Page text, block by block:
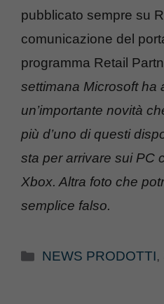
pubblicato sempre su
comunicazione del
programma Retail
settimana Microsoft ha
un’importante novità
più d’uno di questi
sta per arrivare sui PC
Xbox. Altra foto che
semplice falso.
Categorie
NEWS PRODOTTI,